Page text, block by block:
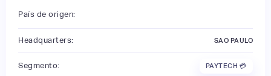
País de origen:
Headquarters: SAO PAULO
Segmento: PAYTECH 💳